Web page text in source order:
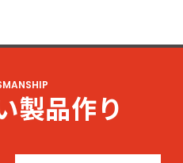
製品作り